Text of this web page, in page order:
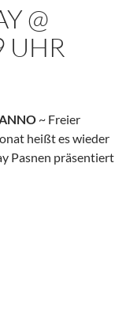
@
UHR
~ Freier
heißt es wieder
Pasnen präsentiert